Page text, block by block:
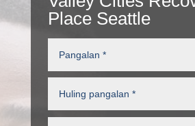
Place Seattle